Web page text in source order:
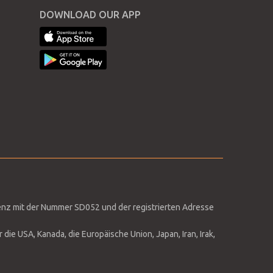
DOWNLOAD OUR APP
mit der Nummer SD052 und der registrierten Adresse
USA, Kanada, die Europäische Union, Japan, Iran, Irak,